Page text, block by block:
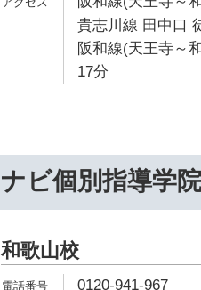
貴志川線 田中口
阪和線(天王寺～
17分
ナビ個別指導学院
和歌山校
0120-941-967